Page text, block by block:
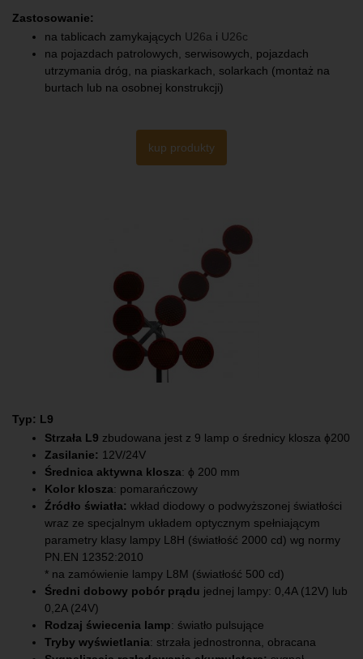
Zastosowanie:
na tablicach zamykających U26a i U26c
na pojazdach patrolowych, serwisowych, pojazdach
utrzymania dróg, na piaskarkach, solarkach (montaż na
burtach lub na osobnej konstrukcji)
kup produkty
Typ: L9
Strzała L9 zbudowana jest z 9 lamp o średnicy klosza ɸ200
Zasilanie: 12V/24V
Średnica aktywna klosza: ϕ 200 mm
Kolor klosza: pomarańczowy
Źródło światła: wkład diodowy o podwyższonej światłości
wraz ze specjalnym układem optycznym spełniającym
parametry klasy lampy L8H (światłość 2000 cd) wg normy
PN.EN 12352:2010
* na zamówienie lampy L8M (światłość 500 cd)
Średni dobowy pobór prądu jednej lampy: 0,4A (12V) lub
0,2A (24V)
Rodzaj świecenia lamp: światło pulsujące
Tryby wyświetlania: strzała jednostronna, obracana